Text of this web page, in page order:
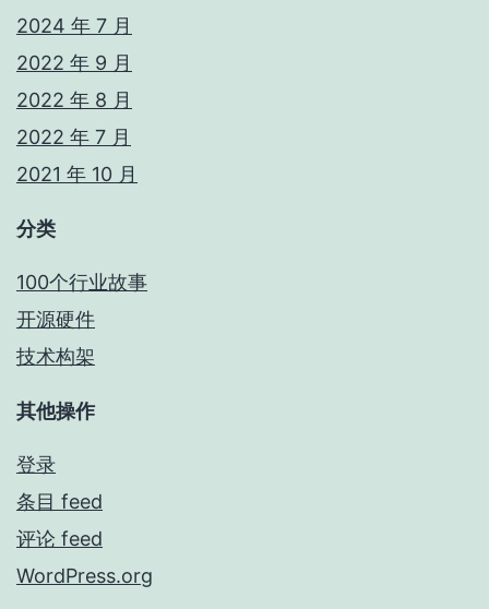
2024 年 7 月
2022 年 9 月
2022 年 8 月
2022 年 7 月
2021 年 10 月
分类
100个行业故事
开源硬件
技术构架
其他操作
登录
条目 feed
评论 feed
WordPress.org